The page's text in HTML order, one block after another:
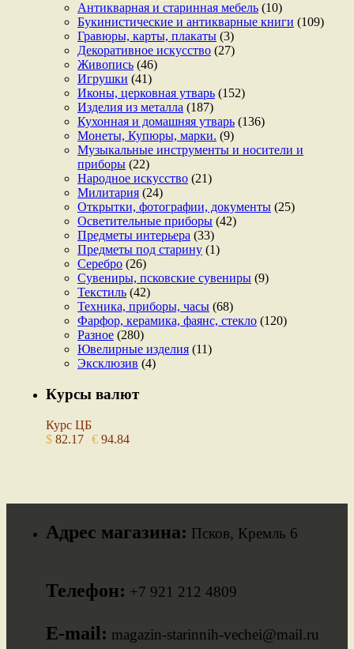
Антикварная и старинная мебель (10)
Букинистические и антикварные книги (109)
Гравюры, карты, плакаты (3)
Декоративное искусство (27)
Живопись (46)
Игрушки (41)
Иконы, церковная утварь (152)
Изделия из металла (187)
Кухонная и домашняя утварь (136)
Монеты, Купюры, марки. (9)
Музыкальные инструменты и носители и
приборы (22)
Народное искусство (21)
Милитария (24)
Открытки, фотографии, документы (25)
Осветительные приборы (42)
Предметы интерьера (33)
Предметы под старину (1)
Серебро (26)
Сувениры, псковские сувениры (9)
Текстиль (42)
Техника, приборы, часы (68)
Фарфор, керамика, фаянс, стекло (120)
Разное (280)
Ювелирные изделия (11)
Эксклюзив (4)
Курсы валют
Курс ЦБ
$ 82.17 € 94.84
Адрес магазина: Псков, Кремль 6
Телефон: +7 921 212 4809
E-mail: magazin-starinnih-vechei@mail.ru